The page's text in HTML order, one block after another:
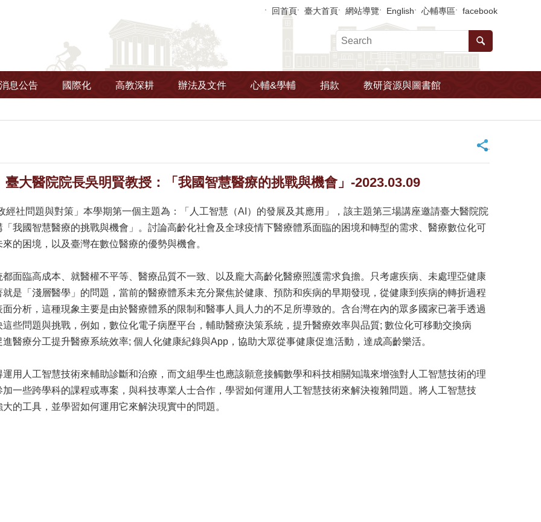
回首頁 臺大首頁 網站導覽 English 心輔專區 facebook
息公告 國際化 高教深耕 辦法及文件 心輔&學輔 捐款 教研資源與圖書館
_
臺大醫院院長吳明賢教授：「我國智慧醫療的挑戰與機會」-2023.03.09
經社問題與對策」本學期第一個主題為：「人工智慧（AI）的發展及其應用」，該主題第三場講座邀請臺大醫院院
我國智慧醫療的挑戰與機會」。討論高齡化社會及全球疫情下醫療體系面臨的困境和轉型的需求、醫療數位化可
的困境，以及臺灣在數位醫療的優勢與機會。
面臨高成本、就醫權不平等、醫療品質不一致、以及龐大高齡化醫療照護需求負擔。只考慮疾病、未處理亞健康
是「淺層醫學」的問題，當前的醫療體系未充分聚焦於健康、預防和疾病的早期發現，從健康到疾病的轉折過程
分析，這種現象主要是由於醫療體系的限制和醫事人員人力的不足所導致的。含台灣在內的眾多國家已著手透過
些問題與挑戰，例如，數位化電子病歷平台，輔助醫療決策系統，提升醫療效率與品質; 數位化可移動交換病
醫療分工提升醫療系統效率; 個人化健康紀錄與App，協助大眾從事健康促進活動，達成高齡樂活。
用人工智慧技術來輔助診斷和治療，而文組學生也應該願意接觸數學和科技相關知識來增強對人工智慧技術的理
一些跨學科的課程或專案，與科技專業人士合作，學習如何運用人工智慧技術來解決複雜問題。將人工智慧技
的工具，並學習如何運用它來解決現實中的問題。